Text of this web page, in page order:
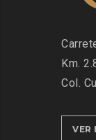
Km.
Col.
VER